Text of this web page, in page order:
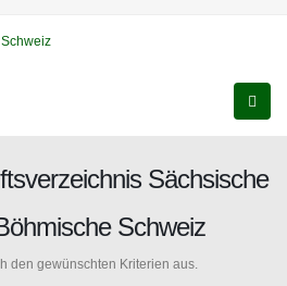
Sächsische
Schweiz
den gewünschten Kriterien aus.